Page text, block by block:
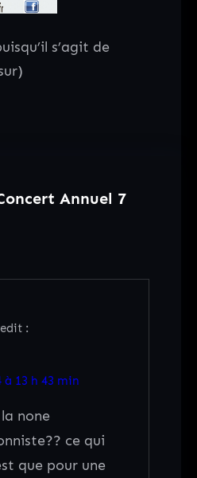
s’agit de
Annuel 7
dit :
à 13 h 43 min
none
ce qui
que pour une